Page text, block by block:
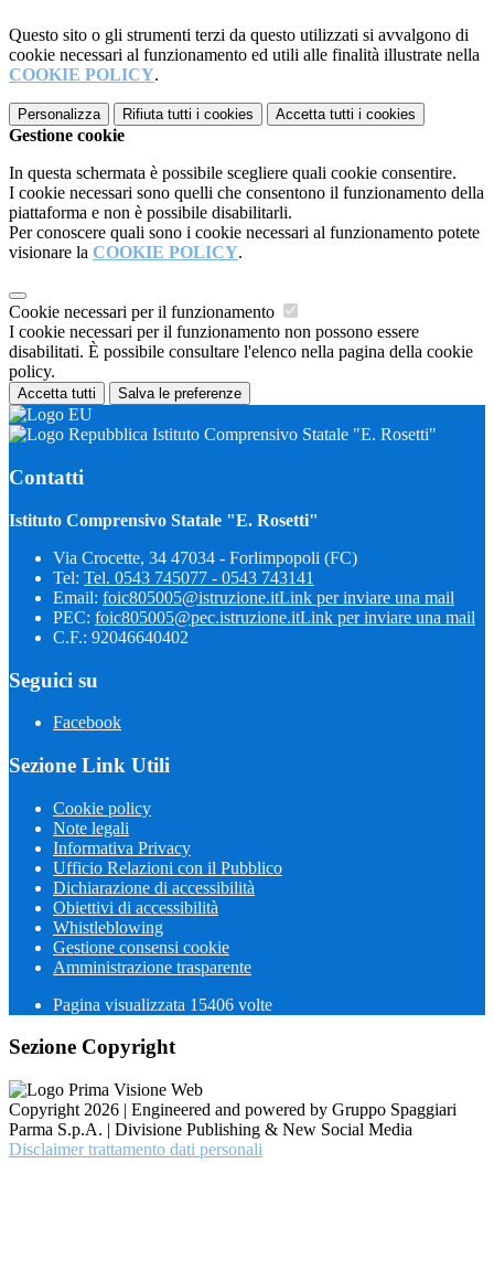
Questo sito o gli strumenti terzi da questo utilizzati si avvalgono di
cookie necessari al funzionamento ed utili alle finalità illustrate nella
COOKIE POLICY.
Personalizza Rifiuta tutti i cookies Accetta tutti i cookies
Gestione cookie
In questa schermata è possibile scegliere quali cookie consentire.
I cookie necessari sono quelli che consentono il funzionamento della
piattaforma e non è possibile disabilitarli.
Per conoscere quali sono i cookie necessari al funzionamento potete
visionare la COOKIE POLICY.
Cookie necessari per il funzionamento
I cookie necessari per il funzionamento non possono essere
disabilitati. È possibile consultare l'elenco nella pagina della cookie
policy.
Accetta tutti Salva le preferenze
Istituto Comprensivo Statale "E. Rosetti"
Contatti
Istituto Comprensivo Statale "E. Rosetti"
Via Crocette, 34 47034 - Forlimpopoli (FC)
Tel: Tel. 0543 745077 - 0543 743141
Email: foic805005@istruzione.itLink per inviare una mail
PEC: foic805005@pec.istruzione.itLink per inviare una mail
C.F.: 92046640402
Seguici su
Facebook
Sezione Link Utili
Cookie policy
Note legali
Informativa Privacy
Ufficio Relazioni con il Pubblico
Dichiarazione di accessibilità
Obiettivi di accessibilità
Whistleblowing
Gestione consensi cookie
Amministrazione trasparente
Pagina visualizzata 15406 volte
Sezione Copyright
Copyright 2026 | Engineered and powered by Gruppo Spaggiari
Parma S.p.A. | Divisione Publishing & New Social Media
Disclaimer trattamento dati personali